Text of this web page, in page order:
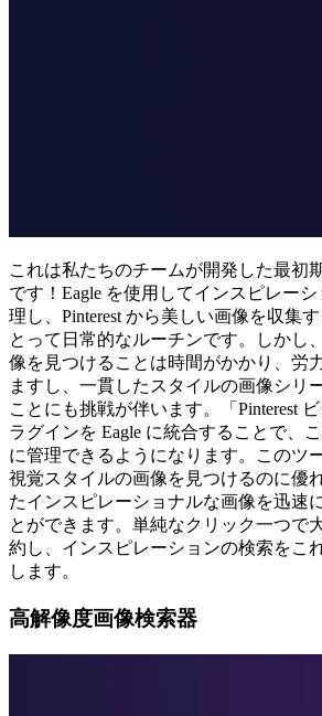
これは私たちのチームが開発した最初
です！Eagle を使用してインスピレー
理し、Pinterest から美しい画像を収集
とって日常的なルーチンです。しかし
像を見つけることは時間がかかり、労
ますし、一貫したスタイルの画像シリ
ことにも挑戦が伴います。「Pinterest
ラグインを Eagle に統合することで、
に管理できるようになります。このツ
視覚スタイルの画像を見つけるのに優
たインスピレーショナルな画像を迅速
とができます。単純なクリック一つで
約し、インスピレーションの検索をこ
します。
高解像度画像検索器